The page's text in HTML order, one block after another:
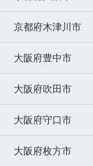
京都府木津川市
大阪府豊中市
大阪府吹田市
大阪府守口市
大阪府枚方市